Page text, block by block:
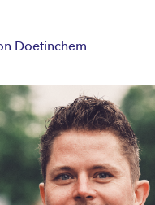
Doetinchem